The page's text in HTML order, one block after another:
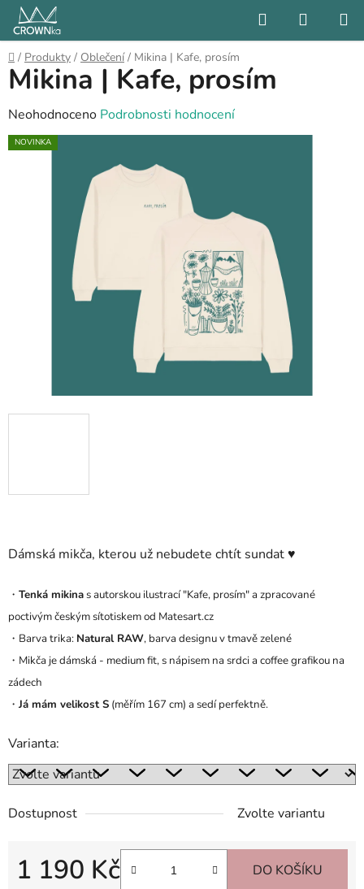
Přejít
obsah
Hledat
KOŠÍK
Domů
/ Produkty / Oblečení / Mikina | Kafe, prosím
Dámská mikča, kterou už nebudete chtít sundat ♥
・ Tenká mikinas autorskou ilustrací "Kafe, prosím" a zpracované
poctivým českým sítotiskem od Matesart.cz
・Barva trika: Natural RAW, barva designu v tmavě zelené
・Mikča je dámská - medium fit, s nápisem na srdci a coffee grafikou na
zádech
・ Já mám velikost S (měřím 167 cm) a sedí perfektně.
Varianta:
Dostupnost Zvolte variantu
1 190 Kč DO KOŠÍKU
Mikina | Kafe, prosím
Průměrné
hodnocení
Neohodnoceno Podrobnosti hodnocení
NOVINKA